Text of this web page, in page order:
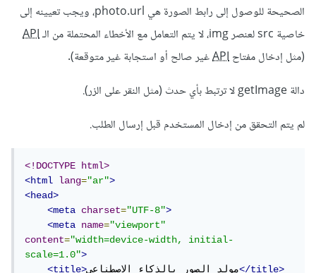
AI.zip
الصحيحة للوصول إلى رابط الصورة هي photo.url، ويجب تعيينه إلى
خاصية src لعنصر img، لا يتم التعامل مع الأخطاء المحتملة من الـ
API
(مثل إدخال مفتاحAPIغير صالح أو استجابة غير متوقعة).
دالة getImage لا ترتبط بأي حدث (مثل النقر على الزر).
لم يتم التحقق من إدخال المستخدم قبل إرسال الطلب.
<!DOCTYPE html>
<html
lang="ar">
<head>
<meta
charset="UTF-8">
<meta
name="viewport"
content="width=device-width, initial-
scale=1.0">
<title>مولد الصور بالذكاء الاصطناعي</title>